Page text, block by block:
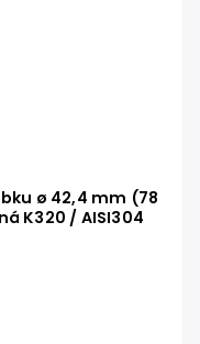
ø 42,4 mm (78
K320 / AISI304